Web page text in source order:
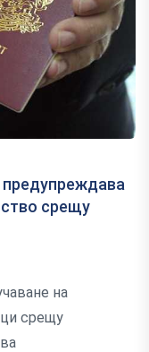
срещу
на
срещу